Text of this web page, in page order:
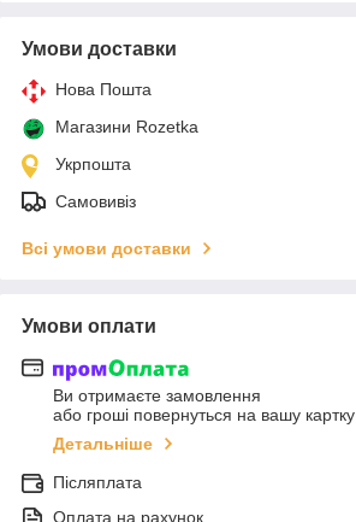
Умови доставки
Нова Пошта
Магазини Rozetka
Укрпошта
Самовивіз
Всі умови доставки
Умови оплати
Ви отримаєте замовлення
або гроші повернуться на вашу картку
Детальніше
Післяплата
Оплата на рахунок